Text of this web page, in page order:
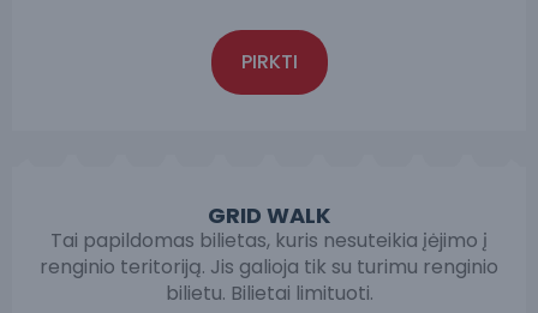
PIRKTI
GRID WALK
Tai papildomas bilietas, kuris nesuteikia įėjimo į
renginio teritoriją. Jis galioja tik su turimu renginio
bilietu. Bilietai limituoti.